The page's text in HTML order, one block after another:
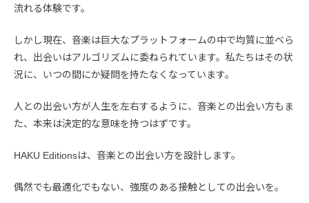
流れる体験です。
しかし現在、音楽は巨大なプラットフォームの中で均質に並べら
れ、出会いはアルゴリズムに委ねられています。私たちはその状
況に、いつの間にか疑問を持たなくなっています。
人との出会い方が人生を左右するように、音楽との出会い方もま
た、本来は決定的な意味を持つはずです。
HAKU Editionsは、音楽との出会い方を設計します。
偶然でも最適化でもない、強度のある接触としての出会いを。